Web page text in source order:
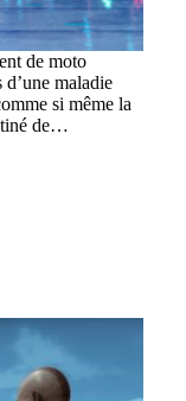
de moto
maladie
si même la
de…